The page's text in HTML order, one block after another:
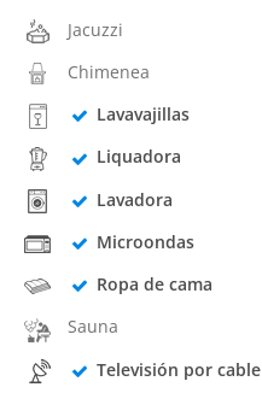
Jacuzzi
Chimenea
Lavavajillas
Liquadora
Lavadora
Microondas
Ropa de cama
Sauna
Televisión por cable